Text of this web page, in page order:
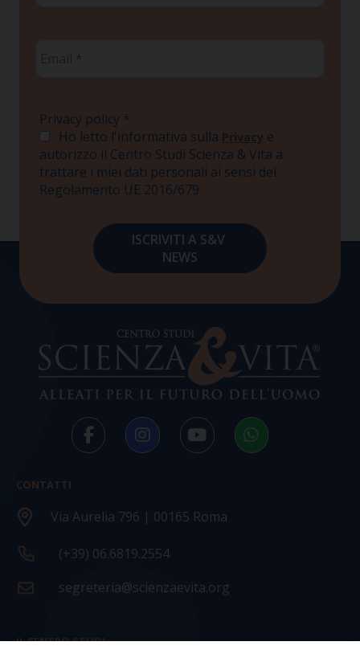
Privacy policy *
Ho letto l'informativa sulla Privacy e
autorizzo il Centro Studi Scienza & Vita a
trattare i miei dati personali ai sensi del
Regolamento UE 2016/679
CONTATTI
Via Aurelia 796 | 00165 Roma
(+39) 06.6819.2554
segreteria@scienzaevita.org
IL CENTRO STUDI